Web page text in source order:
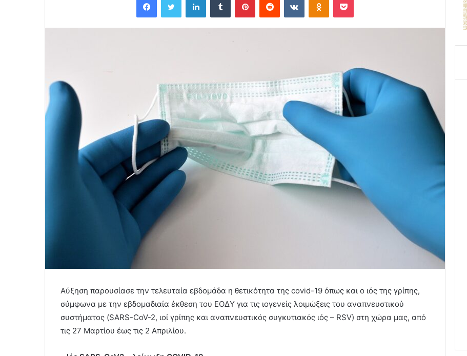
Αύξηση παρουσίασε την τελευταία εβδομάδα η θετικότητα της covid-19 όπως και ο ιός της γρίπης,
σύμφωνα με την εβδομαδιαία έκθεση του ΕΟΔΥ για τις ιογενείς λοιμώξεις του αναπνευστικού
συστήματος (SARS-CoV-2, ιοί γρίπης και αναπνευστικός συγκυτιακός ιός – RSV) στη χώρα μας, από
τις 27 Μαρτίου έως τις 2 Απριλίου.